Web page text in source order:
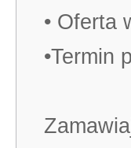
• Oferta
•Termin